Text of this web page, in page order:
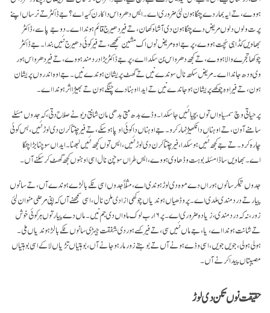
ہووے، تے ایہ بمار دے چنگا ہون لئی ضروری اے۔ ایس دھرواس دا کارن کیہ اے؟ جے ڈاکٹر تے نرساں اپنے
پرت ولوں دلوں مریض دے چنگا ہون دی آشا وکھان، تے فیر دھیرج قائم ہوندا اے۔ دوجے پاسے، ڈاکٹر
بھاویں کڈا ہی سُچت ہووے، پر جے اوہ مریض نوں اک مشین سمجھے، تے فیر کوئی دھیرج نئیں بندا۔ جے ڈاکٹر
چوکھا تجرے والا ہووے، تے کجھ دھرواس بن سکدا اے، پر جے ڈاکٹر بڑا درد مند ہووے، تے فیر دھرواس ہور
وی ودھ جاندا اے۔ مریض سکھ نال سوندے نیں تے گھٹ پریشان ہوندے نیں۔ جے اوہ اندروں پریشان
ہون، تے فیر اوہ چوکھے پریشان ہو جاندے نیں تے ایدا اوہنا دے چنگے ہون تے بھیڑا اثر ہوندا اے۔
پر حیاتی وچ سمسیاواں توں بچیا نئیں جا سکدا۔ وڈے بدھ متی بدھی مان شانتی دیو نے صلاح دتی، کہ جدوں مسٔلے
سامنے آون، تے اوہناں دا نکھیڑ نہار کرو۔ جے اوہناں دا کوئی اوپا ہو سکے، تے فیر چنتا کرن دی لوڑ نئیں، بس کوئی
چارہ کرو۔ تے جے کجھ نئیں ہو سکدا، فیر چنتا کرن دی لوڑ نئیں، ایس توں کجھ نئیں لبھنا۔ ایداں سوچنا بڑا چنگا
اے۔ بھاویں ساڈا مسٔلہ بوہت وڈھا وی ہووے، ایس طراں سوچن نال اسی اوہنوں کجھ گھٹ کر سکنے آں۔
جدوں تیکر سانوں ہوراں دے موہ دی لوڑ ہوندی اے، مثلاً جدوں اسی نکے بالڑے ہوندے آں، تے سانوں
پیار تے درد مندی ملدی اے۔ پر وڈھیاں ہوندیاں چوکھی ازادی ملن نال، اسی سمجھنے آں کہ اپنی مرضی منوان لئی
زور، نہ کہ درد مندی، زیادہ ضروری اے۔ پر ۶ ارب لوک ماواں دی جم نیں۔ ماں دے پیار توں ہر کوئی خوش
تے شانت ہوندا اے، یا، جے ماں نئیں سی، تے فیر کسے ہور دی شفقت جیہڑی سانوں نکے بالڑ ہوندیاں ملی۔
ہولی ہولی، جویں جویں، اسی وڈے ہونے آں تے بوہتے زور مار ہو جانے آں، بوہتیاں تڑیاں لا کے اسی بوہتیاں
مصیبتاں پیدا کرنے آں۔
حقیقت نوں تکن دی لوڑ